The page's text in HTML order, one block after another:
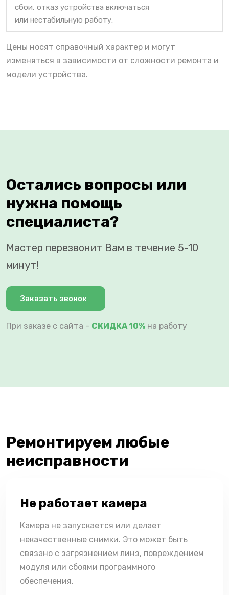
сбои, отказ устройства включаться
или нестабильную работу.
Цены носят справочный характер и могут
изменяться в зависимости от сложности ремонта и
модели устройства.
Остались вопросы или
нужна помощь
специалиста?
Мастер перезвонит Вам в течение 5-10
минут!
Заказать звонок
При заказе с сайта - СКИДКА 10% на работу
Ремонтируем любые
неисправности
Не работает камера
Камера не запускается или делает
некачественные снимки. Это может быть
связано с загрязнением линз, повреждением
модуля или сбоями программного
обеспечения.